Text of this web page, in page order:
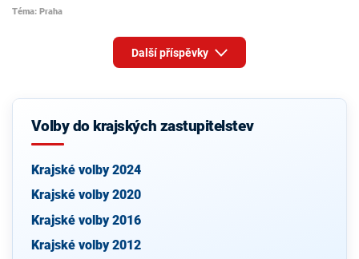
Téma: Praha
Další příspěvky
Volby do krajských zastupitelstev
Krajské volby 2024
Krajské volby 2020
Krajské volby 2016
Krajské volby 2012